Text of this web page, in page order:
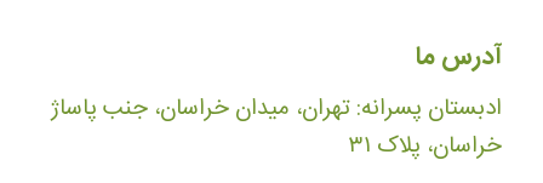
آدرس ما
ادبستان پسرانه: تهران، میدان خراسان، جنب پاساژ
خراسان، پلاک ۳۱